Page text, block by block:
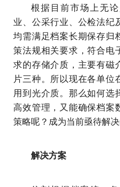
根据目前市场上无
业、公采行业、公检法纪
均需满足档案长期保存归
策法规相关要求，符合电
求的存储介质，主要有磁
片三种。所以现在各单位
用到光介质。那么如何选
高效管理，又能确保档案
策略呢？成为当前亟待解决
解决方案